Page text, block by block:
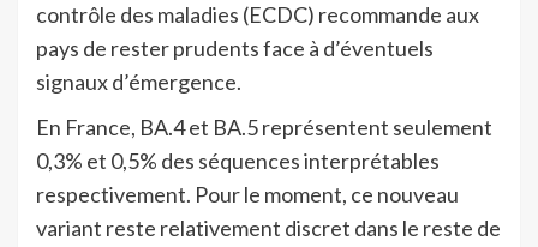
contrôle des maladies (ECDC) recommande aux
pays de rester prudents face à d’éventuels
signaux d’émergence.
En France, BA.4 et BA.5 représentent seulement
0,3% et 0,5% des séquences interprétables
respectivement. Pour le moment, ce nouveau
variant reste relativement discret dans le reste de